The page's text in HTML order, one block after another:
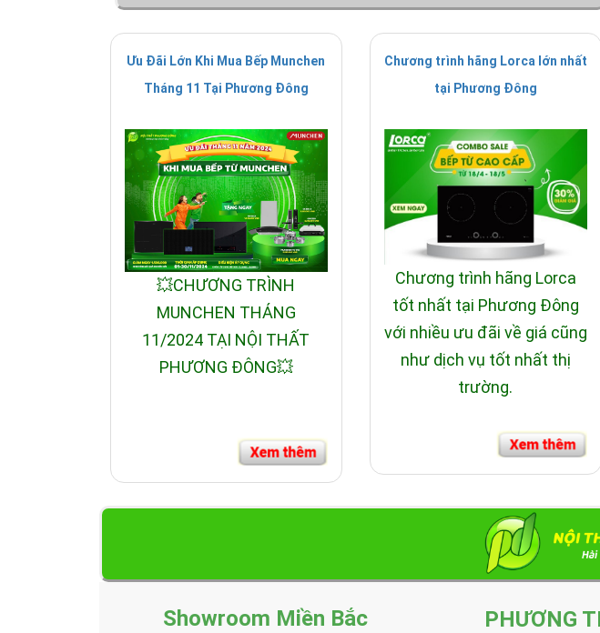
Ưu Đãi Lớn Khi Mua Bếp Munchen
Tháng 11 Tại Phương Đông
💥CHƯƠNG TRÌNH
MUNCHEN THÁNG
11/2024 TẠI NỘI THẤT
PHƯƠNG ĐÔNG💥
Chương trình hãng Lorca lớn nhất
tại Phương Đông
Chương trình hãng Lorca
tốt nhất tại Phương Đông
với nhiều ưu đãi về giá cũng
như dịch vụ tốt nhất thị
trường.
Showroom Miền Bắc PHƯƠNG